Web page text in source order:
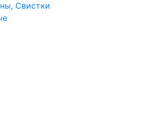
Свистки